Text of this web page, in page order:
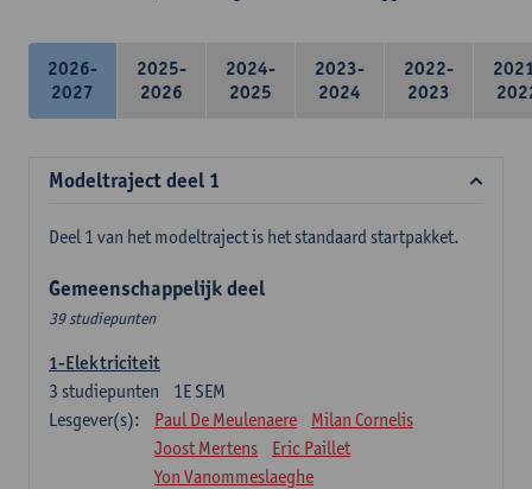
2026-
2027
2025-
2026
2024-
2025
2023-
2024
2022-
2023
Modeltraject deel 1
Deel 1 van het modeltraject is het standaard startpakket.
Gemeenschappelijk deel
39 studiepunten
1-Elektriciteit
1E SEM
3 studiepunten
Lesgever(s):
Paul De Meulenaere
Milan Cornelis
Joost Mertens
Eric Paillet
Yon Vanommeslaeghe